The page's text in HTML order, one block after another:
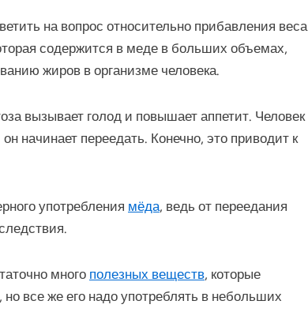
на вопрос относительно прибавления веса
содержится в меде в больших объемах,
жиров в организме человека.
вызывает голод и повышает аппетит. Человек
начинает переедать. Конечно, это приводит к
употребления мёда, ведь от переедания
много полезных веществ, которые
все же его надо употреблять в небольших